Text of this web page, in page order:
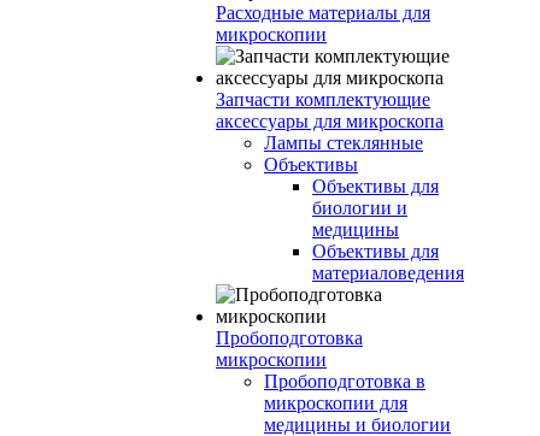
Расходные материалы для
микроскопии
Запчасти комплектующие
аксессуары для микроскопа
Лампы стеклянные
Объективы
Объективы для
биологии и
медицины
Объективы для
материаловедения
Пробоподготовка
микроскопии
Пробоподготовка в
микроскопии для
медицины и биологии